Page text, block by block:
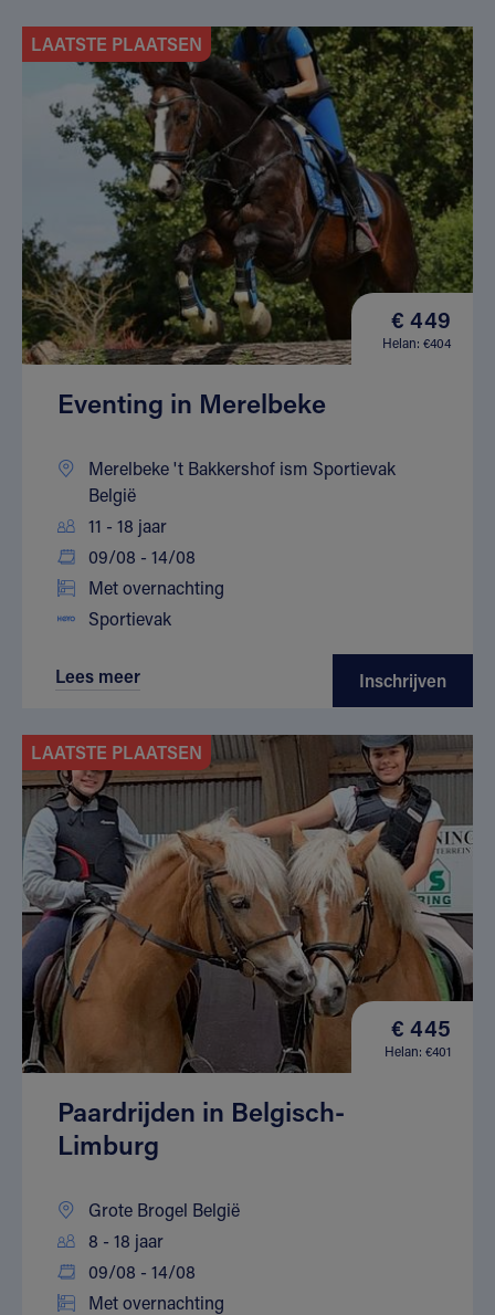
LAATSTE PLAATSEN
€ 449
Helan: €404
Eventing in Merelbeke
Merelbeke 't Bakkershof ism Sportievak
België
11 - 18 jaar
09/08 - 14/08
Met overnachting
Sportievak
Lees meer Inschrijven
LAATSTE PLAATSEN
€ 445
Helan: €401
Paardrijden in Belgisch-
Limburg
Grote Brogel België
8 - 18 jaar
09/08 - 14/08
Met overnachting